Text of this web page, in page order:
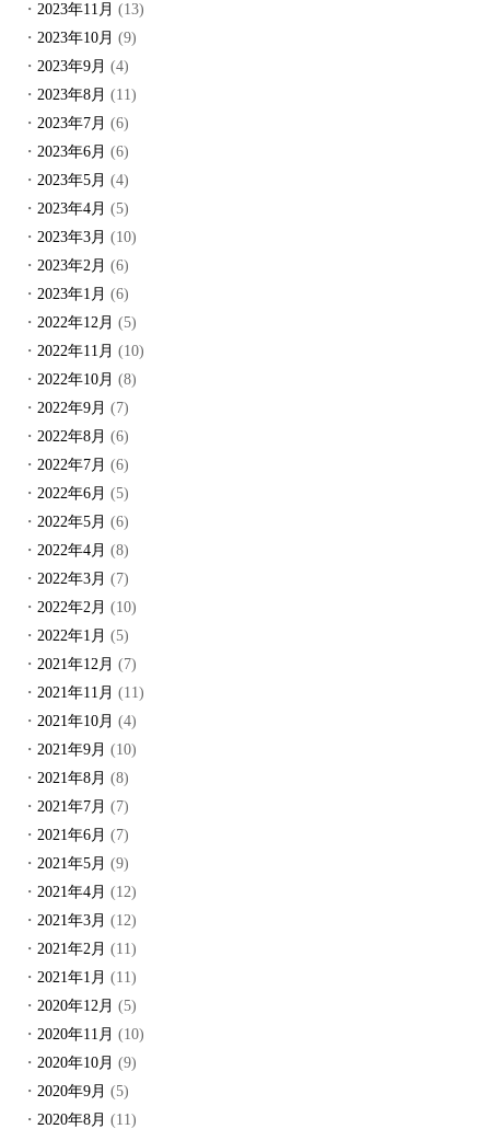
2023年11月 (13)
2023年10月 (9)
2023年9月 (4)
2023年8月 (11)
2023年7月 (6)
2023年6月 (6)
2023年5月 (4)
2023年4月 (5)
2023年3月 (10)
2023年2月 (6)
2023年1月 (6)
2022年12月 (5)
2022年11月 (10)
2022年10月 (8)
2022年9月 (7)
2022年8月 (6)
2022年7月 (6)
2022年6月 (5)
2022年5月 (6)
2022年4月 (8)
2022年3月 (7)
2022年2月 (10)
2022年1月 (5)
2021年12月 (7)
2021年11月 (11)
2021年10月 (4)
2021年9月 (10)
2021年8月 (8)
2021年7月 (7)
2021年6月 (7)
2021年5月 (9)
2021年4月 (12)
2021年3月 (12)
2021年2月 (11)
2021年1月 (11)
2020年12月 (5)
2020年11月 (10)
2020年10月 (9)
2020年9月 (5)
2020年8月 (11)